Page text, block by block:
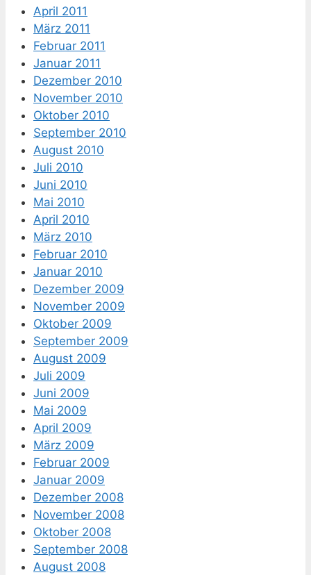
April 2011
März 2011
Februar 2011
Januar 2011
Dezember 2010
November 2010
Oktober 2010
September 2010
August 2010
Juli 2010
Juni 2010
Mai 2010
April 2010
März 2010
Februar 2010
Januar 2010
Dezember 2009
November 2009
Oktober 2009
September 2009
August 2009
Juli 2009
Juni 2009
Mai 2009
April 2009
März 2009
Februar 2009
Januar 2009
Dezember 2008
November 2008
Oktober 2008
September 2008
August 2008